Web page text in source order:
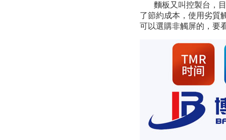
麵板又叫控製台，
了節約成本，使用劣質
可以選購非觸屏的，要